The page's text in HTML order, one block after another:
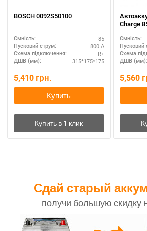
BOSCH 0092S50100
Ємність: 85
Пусковий струм: 800 А
Схема підключення: R+
ДШВ (мм): 315*175*175
5,410 грн.
Купить
Charge
Ємність:
Пусковий
Схема
ДШВ (мм):
5,560
Сдай старый
получи большую скидку